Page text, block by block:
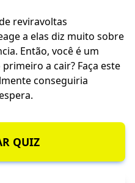
reviravoltas
a elas diz muito sobre
Então, você é um
a cair? Faça este
conseguiria
QUIZ